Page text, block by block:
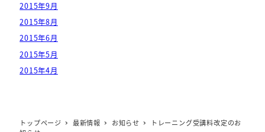
2015年9月
2015年8月
2015年6月
2015年5月
2015年4月
トップページ 最新情報 お知らせ
トレーニング受講料改定のお